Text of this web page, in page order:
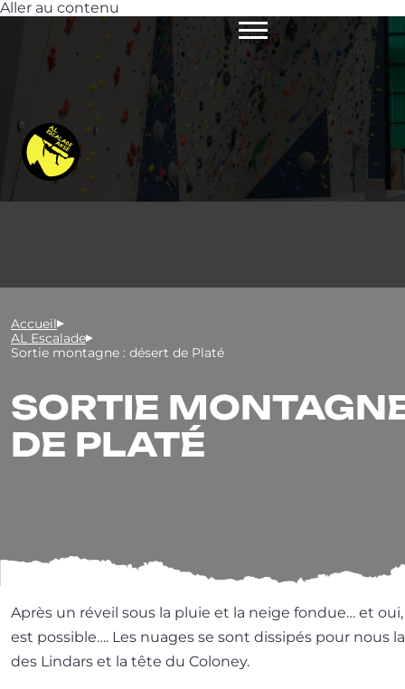
Aller au contenu
Menu
Accueil
AL Escalade
Sortie montagne : désert de Platé
SORTIE
DE PLATÉ
Après un réveil sous la pluie et la neige fon­due… et
est pos­sible…. Les nuages se sont dis­si­pés pour nous
des Lindars et la tête du Coloney.